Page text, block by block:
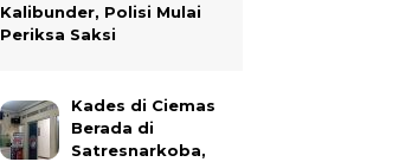
Kalibunder, Polisi Mulai
Periksa Saksi
Kades di Ciemas
Berada di
Satresnarkoba,